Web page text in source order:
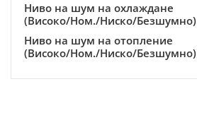
Ниво на шум на охлаждане
(Високо/Ном./Ниско/Безшумно)
Ниво на шум на отопление
(Високо/Ном./Ниско/Безшумно)